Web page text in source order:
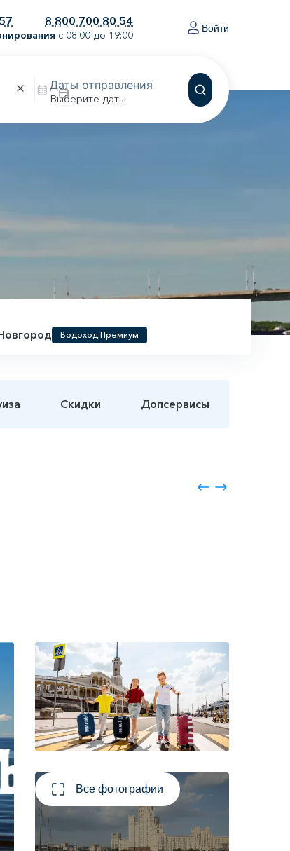
8 800 700 80 54
с 08:00 до 19:00
Войти
Выберите даты
Водоход.Премиум
Скидки Допсервисы
Все фотографии